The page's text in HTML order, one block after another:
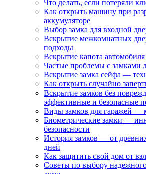
Что делать, если потеряли
Как открыть машину при
аккумуляторе
Выбор замка для входной
Вскрытие межкомнатных
подходы
Вскрытие капота
Частые проблемы с замками
Вскрытие замка сейфа —
Как открыть случайно
Вскрытие замков без
эффективные и безопасные
Виды замков для гаражей —
Биометрические замки —
безопасности
История замков — от
дней
Как защитить свой дом от
Советы по выбору